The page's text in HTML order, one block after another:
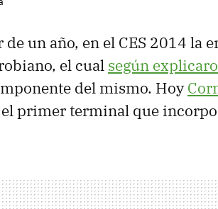
de un año, en el CES 2014 la
el cual según
del mismo. Hoy
el primer terminal que